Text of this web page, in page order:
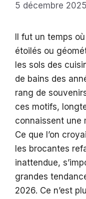
5 décembre 2025
Il fut un temps
étoilés ou
les sols des
de bains des
rang de
ces motifs,
connaissent une
Ce que l’on
les brocantes
inattendue,
grandes
2026. Ce n’est